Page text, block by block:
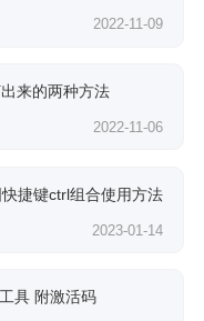
2022-11-09
来的两种方法
2022-11-06
捷键ctrl组合使用方法
2023-01-14
具 附激活码